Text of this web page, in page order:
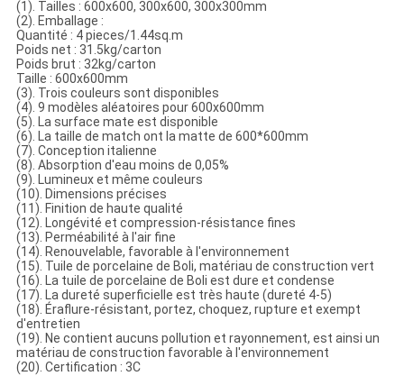
(1). Tailles : 600x600, 300x600, 300x300mm
(2). Emballage :
Quantité : 4 pieces/1.44sq.m
Poids net : 31.5kg/carton
Poids brut : 32kg/carton
Taille : 600x600mm
(3). Trois couleurs sont disponibles
(4). 9 modèles aléatoires pour 600x600mm
(5). La surface mate est disponible
(6). La taille de match ont la matte de 600*600mm
(7). Conception italienne
(8). Absorption d'eau moins de 0,05%
(9). Lumineux et même couleurs
(10). Dimensions précises
(11). Finition de haute qualité
(12). Longévité et compression-résistance fines
(13). Perméabilité à l'air fine
(14). Renouvelable, favorable à l'environnement
(15). Tuile de porcelaine de Boli, matériau de construction vert
(16). La tuile de porcelaine de Boli est dure et condense
(17). La dureté superficielle est très haute (dureté 4-5)
(18). Éraflure-résistant, portez, choquez, rupture et exempt
d'entretien
(19). Ne contient aucuns pollution et rayonnement, est ainsi un
matériau de construction favorable à l'environnement
(20). Certification : 3C